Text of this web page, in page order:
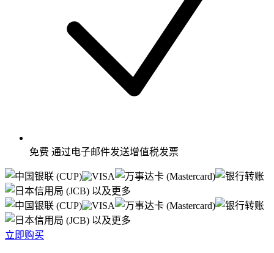
免费 通过电子邮件发送增值税发票
以及更多
以及更多
立即购买